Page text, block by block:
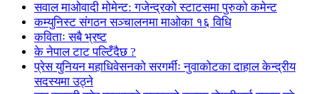
सवाल माओवादी मोमेन्ट: गजेन्द्रको स्टाटसमा पुरुको कमेन्ट
कम्युनिस्ट संगठन सञ्चालनमा माओका १६ विधि
कविताः सबै भ्रष्ट
के नेपाल टाट पल्टिँदैछ ?
प्रेस युनियन महाधिवेसनको सरगर्मीः नुवाकोटका दाहाल केन्द्रीय
सदस्यमा उठ्ने